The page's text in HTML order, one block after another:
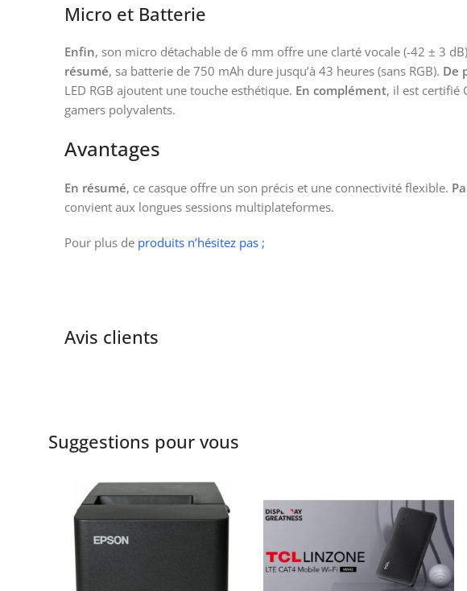
Micro et Batterie
Enfin, son micro détachable de 6 mm offre une clarté vocale (-42 ± 3
résumé, sa batterie de 750 mAh dure jusqu’à 43 heures (sans RGB). De
LED RGB ajoutent une touche esthétique. En complément, il est certifié
gamers polyvalents.
Avantages
En résumé, ce casque offre un son précis et une connectivité flexible.
convient aux longues sessions multiplateformes.
Pour plus de produits n’hésitez pas ;
Avis clients
Suggestions pour vous